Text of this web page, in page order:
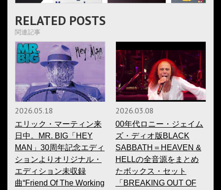
RELATED POSTS
関連記事
2026.05.18
エリック・マーティン来
日中。MR. BIG「HEY
MAN」30周年記念エディ
ションよりオリジナル・
エディション未収録
曲“Friend Of The Working
2026.03.08
00年代ロニー・ジェイム
ズ・ディオ版BLACK
SABBATH＝HEAVEN &
HELLの全音源をまとめ
たボックス・セット
「BREAKING OUT OF